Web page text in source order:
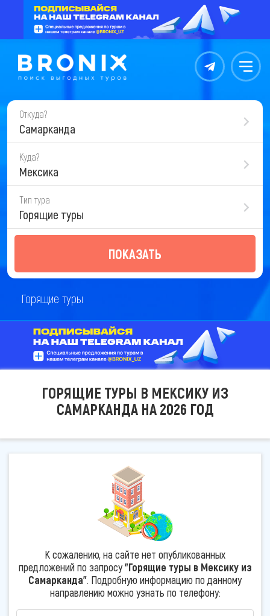
Контакты Меню
Откуда?
Самарканда
Куда?
Мексика
Тип тура
Горящие туры
ПОКАЗАТЬ
Горящие туры
ГОРЯЩИЕ ТУРЫ В МЕКСИКУ ИЗ
САМАРКАНДА НА 2026 ГОД
К сожалению, на сайте нет опубликованных
предложений по запросу"Горящие туры в Мексику из
Самарканда". Подробную информацию по данному
направлению можно узнать по телефону: